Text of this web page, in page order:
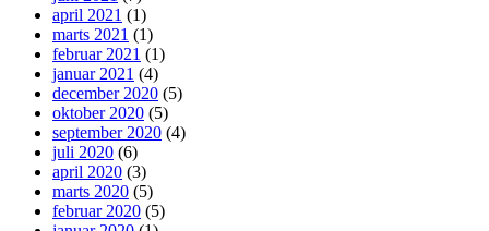
april 2021 (1)
marts 2021 (1)
februar 2021 (1)
januar 2021 (4)
december 2020 (5)
oktober 2020 (5)
september 2020 (4)
juli 2020 (6)
april 2020 (3)
marts 2020 (5)
februar 2020 (5)